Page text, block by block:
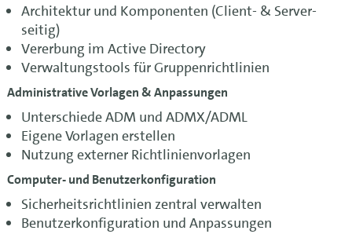
Architektur und Komponenten (Client- & Server-
seitig)
Vererbung im Active Directory
Verwaltungstools für Gruppenrichtlinien
Administrative Vorlagen & Anpassungen
Unterschiede ADM und ADMX/ADML
Eigene Vorlagen erstellen
Nutzung externer Richtlinienvorlagen
Computer- und Benutzerkonfiguration
Sicherheitsrichtlinien zentral verwalten
Benutzerkonfiguration und Anpassungen